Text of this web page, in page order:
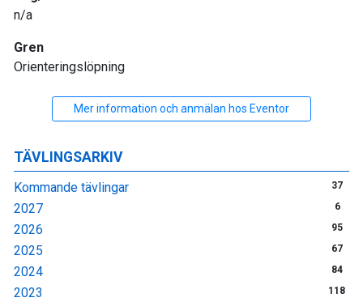
TÄVLINGSARKIV
Kommande tävlingar 37
2027 6
2026 95
2025 67
2024 84
2023 118
n/a
Gren
Orienteringslöpning
Mer information och anmälan hos Eventor